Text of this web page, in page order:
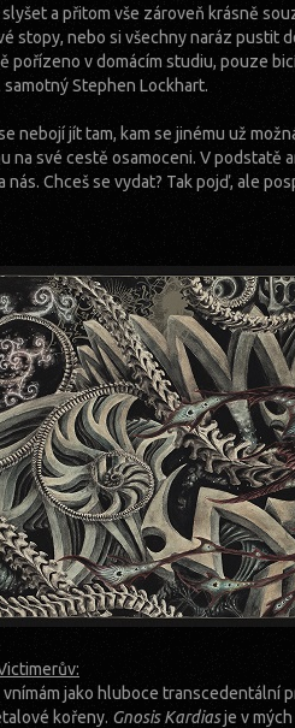
a přitom vše zároveň krásně
stopy, nebo si všechny naráz pustit
pořízeno v domácím studiu, pouze
Stephen Lockhart.
nebojí jít tam, kam se jinému už
na své cestě osamoceni. V podstatě
nás. Chceš se vydat? Tak pojď, ale
vnímám jako hluboce transcedentální
kořeny. Gnosis Kardiasje v